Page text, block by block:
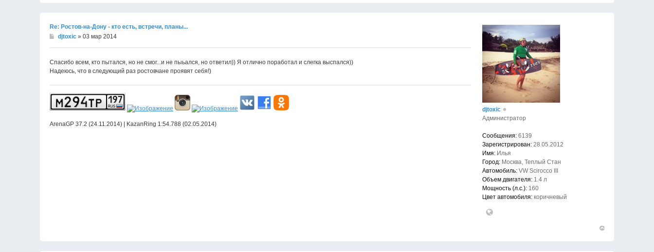
Re: Ростов-на-Дону - кто есть, встречи, планы...
djtoxic » 03 мар 2014
Спасибо всем, кто пытался, но не смог...и не пыьался, но ответил)) Я отлично поработал и слегка выспался))
Надеюсь, что в следующий раз ростовчане проявят себя!)
ArenaGP 37.2 (24.11.2014) | KazanRing 1:54.788 (02.05.2014)
djtoxic
Администратор
Сообщения: 6139
Зарегистрирован: 28.05.2012
Имя: Илья
Город: Москва, Теплый Стан
Автомобиль: VW Scirocco III
Объем двигателя: 1.4 л
Мощность (л.с.): 160
Цвет автомобиля: коричневый